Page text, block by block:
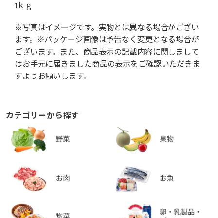
1ｋｇ
※写真はイメージです。実物とは異なる場合がござい
ます。※パッケージ画像は予告なく変更となる場合が
ございます。また、商品表示の記載内容に関しまして
はお手元に届きました商品の表示をご確認いただきま
すようお願いします。
カテゴリーから探す